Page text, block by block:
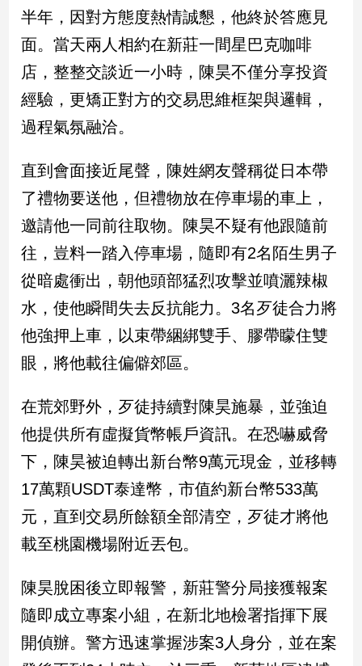
民
調
國
會
點
觀
兩
岸/
國
際
會/
地
方
新
病
專
區
南
台
觀
點
南
台
半年，因對方態度熱情誠懇，他終於答應見
面。當天兩人相約在新莊一間星巴克咖啡
店，整整交談近一小時，陳昊不僅分享投資
經驗，更矯正對方的交易思維框架與邏輯，
過程氣氛融洽。
直到會面接近尾聲，陳姓網友聲稱從日本帶
了禮物要送他，但禮物放在停車場的車上，
邀請他一同前往取物。陳昊不疑有他跟隨前
往，豈料一踏入停車場，隨即有2名陌生男子
從暗處衝出，朝他頭部猛烈攻擊並噴灑辣椒
水，使他瞬間失去反抗能力。3名歹徒合力將
他強押上車，以束帶綑綁雙手、膠帶矇住雙
眼，將他載往偏僻郊區。
在荒郊野外，歹徒持續對陳昊施暴，並強迫
他提供所有虛擬貨幣帳戶資訊。在恐嚇威脅
下，陳昊被迫轉出新台幣9萬元現金，並移轉
17萬顆USDT泰達幣，市值約新台幣533萬
元，直到交易所餘額全部清空，歹徒才將他
載至桃園機場附近丟包。
陳昊脫困後立即報警，新莊警分局接獲報案
隨即成立專案小組，在新北地檢署指揮下展
開偵辦。警方迅速掌握涉案3人身分，並在案